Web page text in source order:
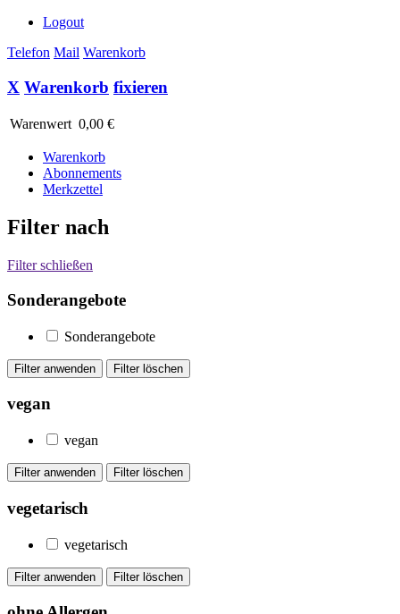
Logout
Telefon Mail Warenkorb
X Warenkorb fixieren
Warenwert 0,00 €
Warenkorb
Abonnements
Merkzettel
Filter nach
Filter schließen
Sonderangebote
Sonderangebote
vegan
vegan
vegetarisch
vegetarisch